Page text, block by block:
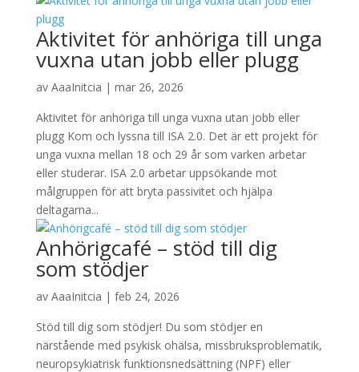
Aktivitet för anhöriga till unga
vuxna utan jobb eller plugg
av AaaInitcia | mar 26, 2026
Aktivitet för anhöriga till unga vuxna utan jobb eller
plugg Kom och lyssna till ISA 2.0. Det är ett projekt för
unga vuxna mellan 18 och 29 år som varken arbetar
eller studerar. ISA 2.0 arbetar uppsökande mot
målgruppen för att bryta passivitet och hjälpa
deltagarna...
Anhörigcafé – stöd till dig
som stödjer
av AaaInitcia | feb 24, 2026
Stöd till dig som stödjer! Du som stödjer en
närstående med psykisk ohälsa, missbruksproblematik,
neuropsykiatrisk funktionsnedsättning (NPF) eller